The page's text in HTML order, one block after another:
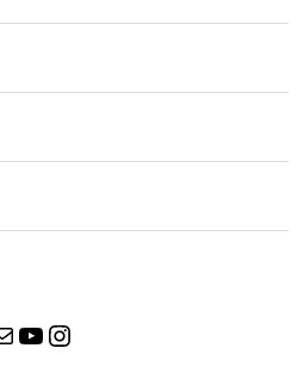
Mail
YouTube
Instagram